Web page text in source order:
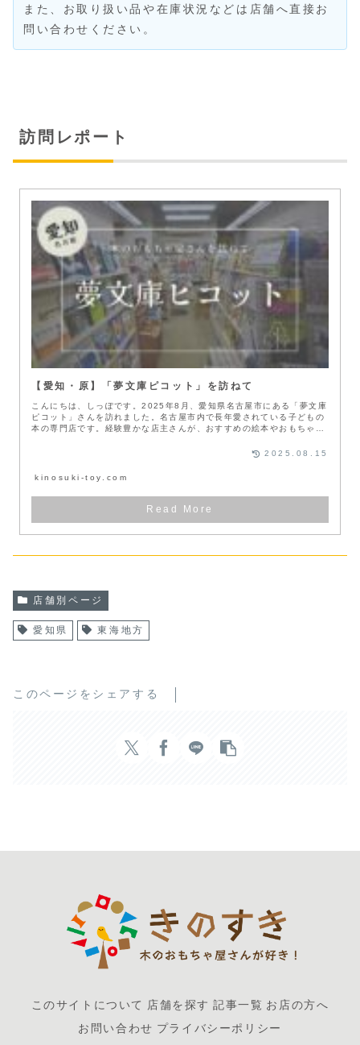
また、お取り扱い品や在庫状況などは店舗へ直接お
問い合わせください。
訪問レポート
【愛知・原】「夢文庫ピコット」を訪ねて
こんにちは、しっぽです。2025年8月、愛知県名古屋市にある「夢文庫
ピコット」さんを訪れました。名古屋市内で長年愛されている子どもの
本の専門店です。経験豊かな店主さんが、おすすめの絵本やおもちゃを
kinosuki-toy.com
2025.08.15
店舗別ページ
愛知県 東海地方
このページをシェアする
このサイトについて 店舗を探す 記事一覧 お店の方へ
お問い合わせ プライバシーポリシー